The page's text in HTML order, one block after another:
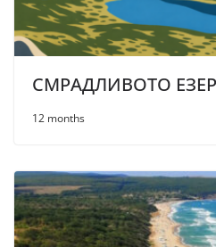
СМРАДЛИВОТО
12 months